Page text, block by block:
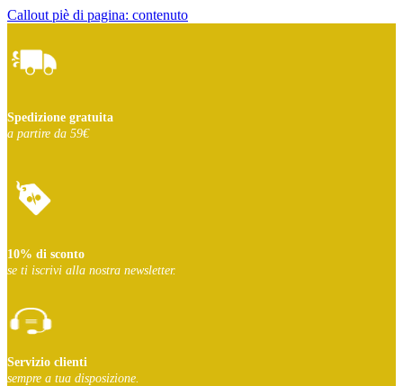
Callout piè di pagina: contenuto
Spedizione gratuita
a partire da 59€
10% di sconto
se ti iscrivi alla nostra newsletter.
Servizio clienti
sempre a tua disposizione.